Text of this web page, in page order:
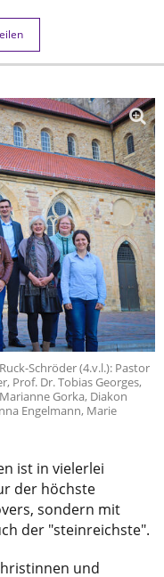
Schröder (4.v.l.): Pastor
Prof. Dr. Tobias Georges,
Gorka, Diakon
Engelmann, Marie
ist in vielerlei
der höchste
sondern mit
der "steinreichste".
und